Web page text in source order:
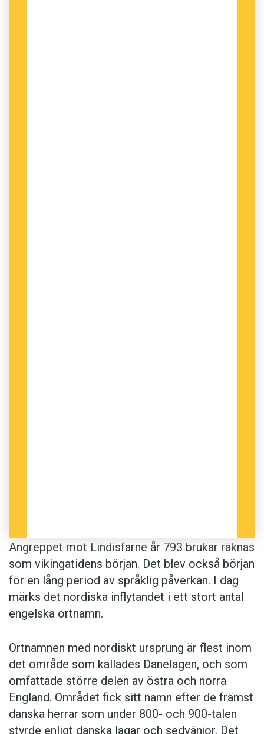
Angreppet mot Lindisfarne år 793 brukar räknas
som vikingatidens början. Det blev också början
för en lång period av språklig påverkan. I dag
märks det nordiska inflytandet i ett stort antal
engelska ortnamn.
Ortnamnen med nordiskt ursprung är flest inom
det område som kallades Danelagen, och som
omfattade större delen av östra och norra
England. Området fick sitt namn efter de främst
danska herrar som under 800- och 900-talen
styrde enligt danska lagar och sedvänjor. Det